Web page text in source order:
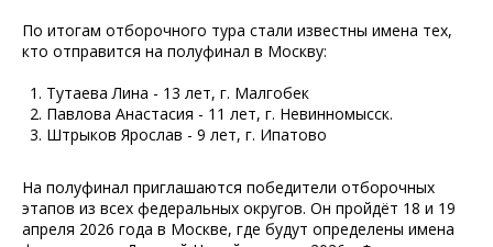
По итогам отборочного тура стали известны имена тех,
кто отправится на полуфинал в Москву:
Тутаева Лина - 13 лет, г. Малгобек
Павлова Анастасия - 11 лет, г. Невинномысск.
Штрыков Ярослав - 9 лет, г. Ипатово
На полуфинал приглашаются победители отборочных
этапов из всех федеральных округов. Он пройдёт 18 и 19
апреля 2026 года в Москве, где будут определены имена